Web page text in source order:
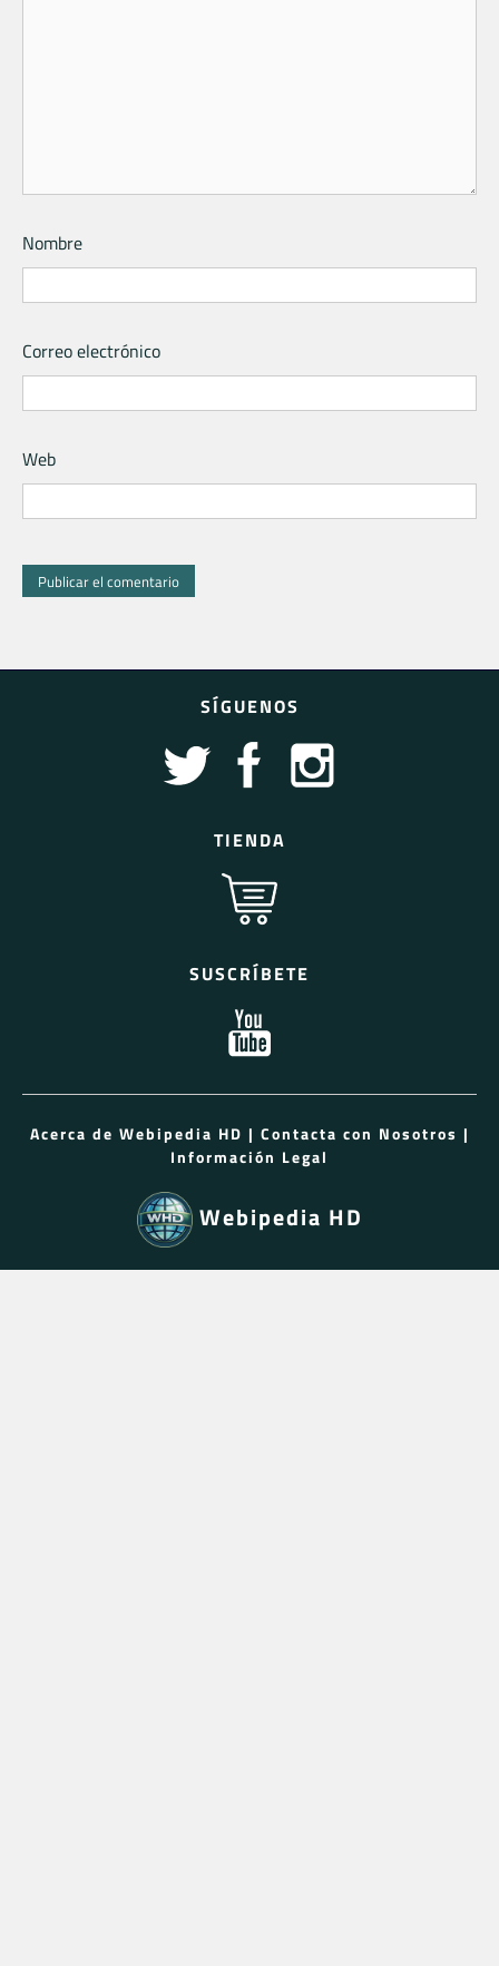
Nombre
Correo electrónico
Web
SÍGUENOS
TIENDA
SUSCRÍBETE
Acerca de Webipedia HD | Contacta con Nosotros |
Información Legal
Webipedia HD